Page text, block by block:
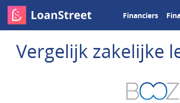
Financiers
Vergelijk zakelijke